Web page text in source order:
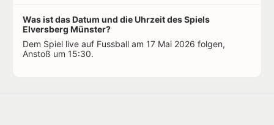
Was ist das Datum und die Uhrzeit des Spiels
Elversberg Münster?
Dem Spiel live auf Fussball am 17 Mai 2026 folgen,
Anstoß um 15:30.